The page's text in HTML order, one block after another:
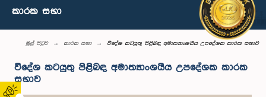
කාරක සභා
මුල් පිටුව කාරක සභා විදේශ කටයුතු පිළිබඳ අමාත්‍යාංශයීය උපදේශක කාරක සභාව
විදේශ කටයුතු පිළිබඳ අමාත්‍යාංශයීය උපදේශක කාරක
සභාව